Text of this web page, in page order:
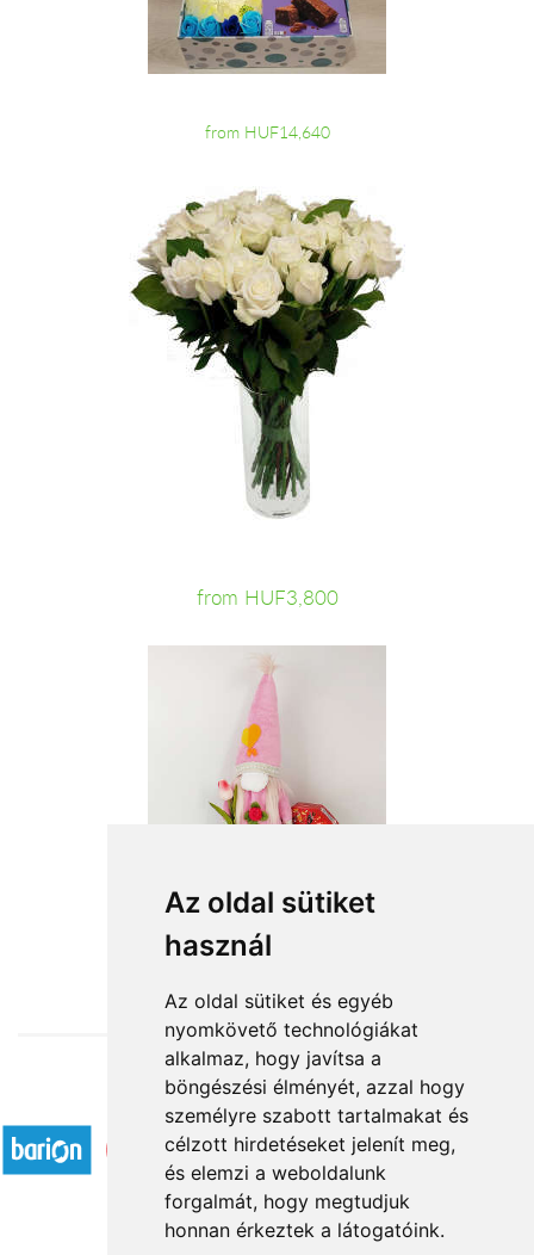
Az oldal sütiket
használ
Az oldal sütiket és egyéb
nyomkövető technológiákat
alkalmaz, hogy javítsa a
böngészési élményét, azzal hogy
személyre szabott tartalmakat és
célzott hirdetéseket jelenít meg,
és elemzi a weboldalunk
forgalmát, hogy megtudjuk
honnan érkeztek a látogatóink.
from HUF14,640
from HUF3,800
from HUF13,200
Accepted payment methods